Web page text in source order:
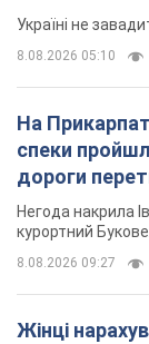
Україні не
8.08.2026 05:10
На
спеки
дороги
Відео
Негода накрила
курортний
8.08.2026 09:27
Жінці